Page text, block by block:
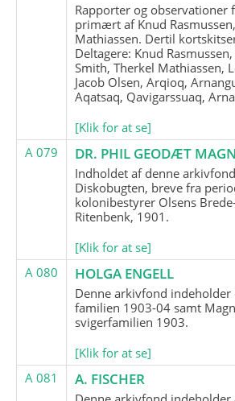
Rapporter og observationer
primært af Knud
Mathiassen. Dertil
Deltagere: Knud
Smith, Therkel Mathiassen,
Jacob Olsen, Arqioq,
Aqatsaq, Qavigarssuaq,
[Klik for at se]
A 079
DR. PHIL GEODÆT
Indholdet af denne
Diskobugten, breve fra
kolonibestyrer Olsens
Ritenbenk, 1901.
[Klik for at se]
A 080
HOLGA ENGELL
Denne arkivfond
familien 1903-04 samt
svigerfamilien 1903.
[Klik for at se]
A 081
A. FISCHER